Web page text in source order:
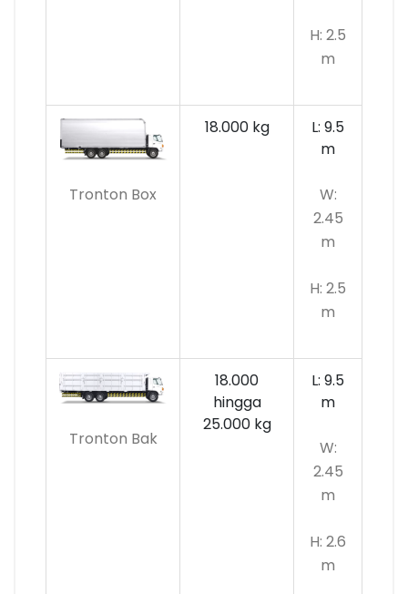
H: 2.5
m
Tronton Box
18.000 kg
L: 9.5
m
W:
2.45
m
H: 2.5
m
Tronton Bak
18.000
hingga
25.000 kg
L: 9.5
m
W:
2.45
m
H: 2.6
m